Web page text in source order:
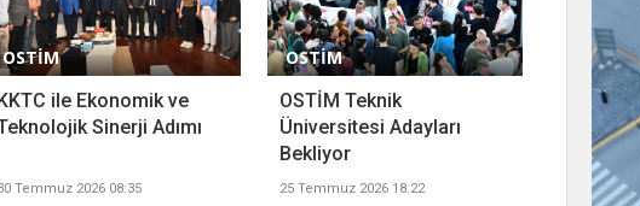
OSTİM
ile Ekonomik ve
Sinerji Adımı
Temmuz 2026 08:35
OSTİM
OSTİM Teknik
Üniversitesi Adayları
Bekliyor
25 Temmuz 2026 18:22